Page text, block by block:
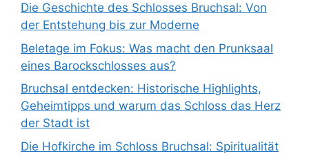
Die Geschichte des Schlosses Bruchsal: Von
der Entstehung bis zur Moderne
Beletage im Fokus: Was macht den Prunksaal
eines Barockschlosses aus?
Bruchsal entdecken: Historische Highlights,
Geheimtipps und warum das Schloss das Herz
der Stadt ist
Die Hofkirche im Schloss Bruchsal: Spiritualität